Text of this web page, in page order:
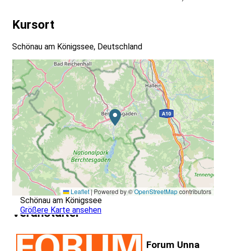
Kursort
Schönau am Königssee, Deutschland
Leaflet|Powered by ©OpenStreetMapcontributors
Schönau am Königssee
Größere Karte ansehen
Veranstalter
Forum Unna